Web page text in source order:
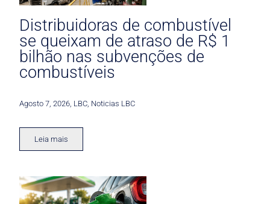
Distribuidoras de combustível
se queixam de atraso de R$ 1
bilhão nas subvenções de
combustíveis
Agosto 7, 2026 LBC Noticias LBC
Leia mais